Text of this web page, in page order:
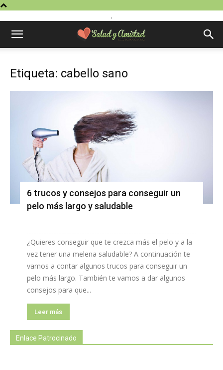
.
Etiqueta: cabello sano
6 trucos y consejos para conseguir un
pelo más largo y saludable
¿Quieres conseguir que te crezca más el pelo y a la
vez tener una melena saludable? A continuación te
vamos a contar algunos trucos para conseguir un
pelo más largo. También te vamos a dar algunos
consejos para que...
Leer más
Enlace Patrocinado